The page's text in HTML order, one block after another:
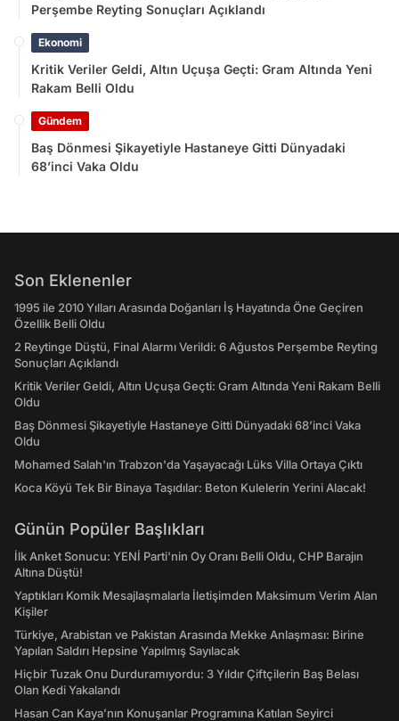
Perşembe Reyting Sonuçları Açıklandı
Ekonomi
Kritik Veriler Geldi, Altın Uçuşa Geçti: Gram Altında Yeni
Rakam Belli Oldu
Gündem
Baş Dönmesi Şikayetiyle Hastaneye Gitti Dünyadaki
68’inci Vaka Oldu
Son Eklenenler
1995 ile 2010 Yılları Arasında Doğanları İş Hayatında Öne Geçiren
Özellik Belli Oldu
2 Reytinge Düştü, Final Alarmı Verildi: 6 Ağustos Perşembe Reyting
Sonuçları Açıklandı
Kritik Veriler Geldi, Altın Uçuşa Geçti: Gram Altında Yeni Rakam Belli
Oldu
Baş Dönmesi Şikayetiyle Hastaneye Gitti Dünyadaki 68’inci Vaka
Oldu
Mohamed Salah'ın Trabzon'da Yaşayacağı Lüks Villa Ortaya Çıktı
Koca Köyü Tek Bir Binaya Taşıdılar: Beton Kulelerin Yerini Alacak!
Günün Popüler Başlıkları
İlk Anket Sonucu: YENİ Parti'nin Oy Oranı Belli Oldu, CHP Barajın
Altına Düştü!
Yaptıkları Komik Mesajlaşmalarla İletişimden Maksimum Verim Alan
Kişiler
Türkiye, Arabistan ve Pakistan Arasında Mekke Anlaşması: Birine
Yapılan Saldırı Hepsine Yapılmış Sayılacak
Hiçbir Tuzak Onu Durduramıyordu: 3 Yıldır Çiftçilerin Baş Belası
Olan Kedi Yakalandı
Hasan Can Kaya’nın Konuşanlar Programına Katılan Seyirci